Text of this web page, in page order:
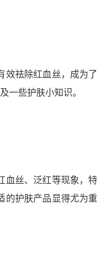
效祛除红血丝，成为了
一些护肤小知识。
血丝、泛红等现象，特
的护肤产品显得尤为重